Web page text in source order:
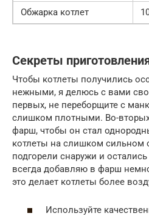
Обжарка котлет
Секреты
Чтобы котлеты получились
нежными, я делюсь с вами
первых, не переборщите с
слишком плотными. Во-
фарш, чтобы он стал
котлеты на слишком сильном
подгорели снаружи и
всегда добавляю в фарш
это делает котлеты более
Используйте